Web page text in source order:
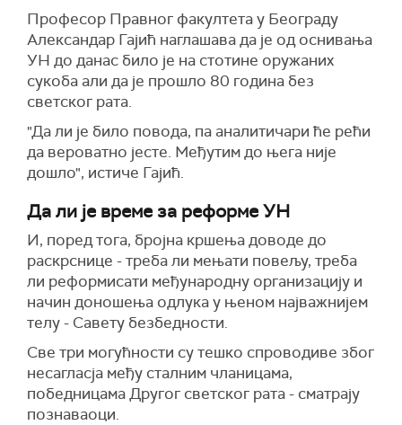
Професор Правног факултета у Београду
Александар Гајић наглашава да је од оснивања
УН до данас било је на стотине оружаних
сукоба али да је прошло 80 година без
светског рата.
"Да ли је било повода, па аналитичари ће рећи
да вероватно јесте. Међутим до њега није
дошло", истиче Гајић.
Да ли је време за реформе УН
И, поред тога, бројна кршења доводе до
раскрснице - треба ли мењати повељу, треба
ли реформисати међународну организацију и
начин доношења одлука у њеном најважнијем
телу - Савету безбедности.
Све три могућности су тешко спроводиве због
несагласја међу сталним чланицама,
победницама Другог светског рата - сматрају
познаваоци.